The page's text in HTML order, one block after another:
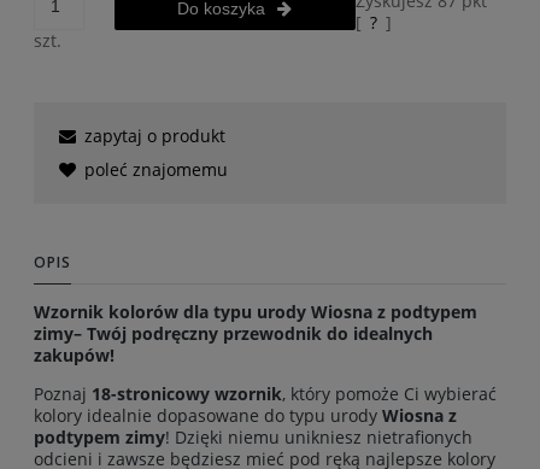
szt.
Do koszyka
[ ? ]
zapytaj o produkt
poleć znajomemu
OPIS
Wzornik kolorów dla typu urody Wiosna z podtypem
zimy– Twój podręczny przewodnik do idealnych
zakupów!
Poznaj 18-stronicowy wzornik, który pomoże Ci wybierać
kolory idealnie dopasowane do typu urody Wiosna z
podtypem zimy! Dzięki niemu unikniesz nietrafionych
odcieni i zawsze będziesz mieć pod ręką najlepsze kolory